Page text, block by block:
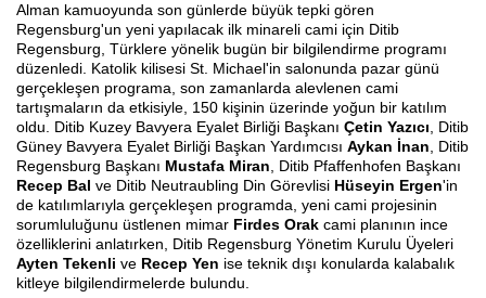
Alman kamuoyunda son günlerde büyük tepki gören
Regensburg'un yeni yapılacak ilk minareli cami için Ditib
Regensburg, Türklere yönelik bugün bir bilgilendirme programı
düzenledi. Katolik kilisesi St. Michael'in salonunda pazar günü
gerçekleşen programa, son zamanlarda alevlenen cami
tartışmaların da etkisiyle, 150 kişinin üzerinde yoğun bir katılım
oldu. Ditib Kuzey Bavyera Eyalet Birliği Başkanı Çetin Yazıcı , Ditib
Güney Bavyera Eyalet Birliği Başkan Yardımcısı Aykan İnan , Ditib
Regensburg Başkanı Mustafa Miran , Ditib Pfaffenhofen Başkanı
Recep Bal ve Ditib Neutraubling Din Görevlisi Hüseyin Ergen'in
de katılımlarıyla gerçekleşen programda, yeni cami projesinin
sorumluluğunu üstlenen mimar Firdes Orak cami planının ince
özelliklerini anlatırken, Ditib Regensburg Yönetim Kurulu Üyeleri
Ayten Tekenli ve Recep Yen ise teknik dışı konularda kalabalık
kitleye bilgilendirmelerde bulundu.